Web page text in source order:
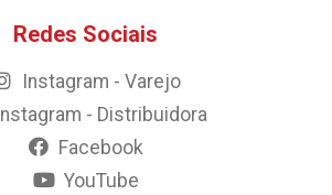
Redes Sociais
Instagram - Varejo
Instagram - Distribuidora
Facebook
YouTube